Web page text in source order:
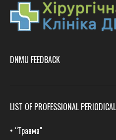
DNMU FEEDBACK
LIST OF PROFESSIONAL
• “Травма"